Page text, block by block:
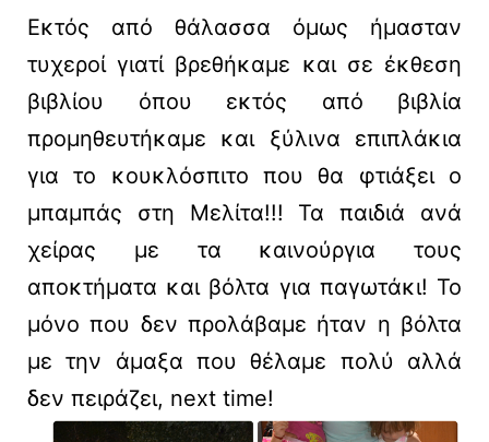
Εκτός από θάλασσα όμως ήμασταν
τυχεροί γιατί βρεθήκαμε και σε έκθεση
βιβλίου όπου εκτός από βιβλία
προμηθευτήκαμε και ξύλινα επιπλάκια
για το κουκλόσπιτο που θα φτιάξει ο
μπαμπάς στη Μελίτα!!! Τα παιδιά ανά
χείρας με τα καινούργια τους
αποκτήματα και βόλτα για παγωτάκι! Το
μόνο που δεν προλάβαμε ήταν η βόλτα
με την άμαξα που θέλαμε πολύ αλλά
δεν πειράζει, next time!